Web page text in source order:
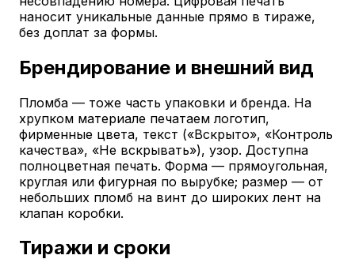
наносит уникальные данные прямо в тираже,
без доплат за формы.
Брендирование и внешний вид
Пломба — тоже часть упаковки и бренда. На
хрупком материале печатаем логотип,
фирменные цвета, текст («Вскрыто», «Контроль
качества», «Не вскрывать»), узор. Доступна
полноцветная печать. Форма — прямоугольная,
круглая или фигурная по вырубке; размер — от
небольших пломб на винт до широких лент на
клапан коробки.
Тиражи и сроки